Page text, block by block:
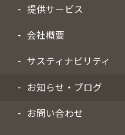
提供サービス
会社概要
サスティナビリティ
お知らせ・ブログ
お問い合わせ